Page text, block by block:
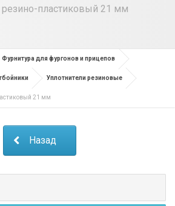
резино-пластиковый 21 мм
Фурнитура для фургонов и прицепов
Уплотнители резиновые
21 мм
Назад